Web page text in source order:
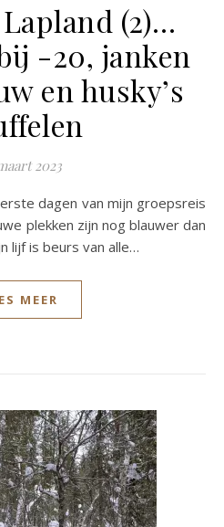
(2)…
-20, janken
en husky’s
2023
plekken zijn nog blauwer dan
lijf is beurs van alle…
MEER